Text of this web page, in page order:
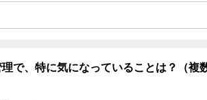
で、特に気になっていることは？（複